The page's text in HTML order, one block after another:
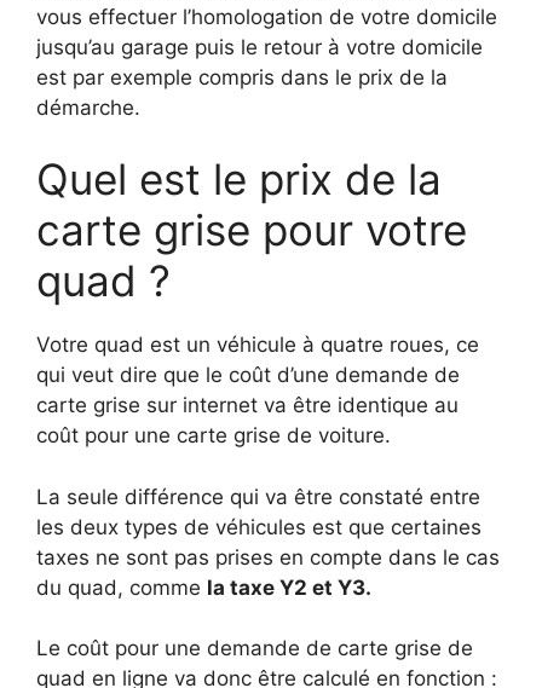
vous effectuer l’homologation de votre domicile
jusqu’au garage puis le retour à votre domicile
est par exemple compris dans le prix de la
démarche.
Quel est le prix de la
carte grise pour votre
quad ?
Votre quad est un véhicule à quatre roues, ce
qui veut dire que le coût d’une demande de
carte grise sur internet va être identique au
coût pour une carte grise de voiture.
La seule différence qui va être constaté entre
les deux types de véhicules est que certaines
taxes ne sont pas prises en compte dans le cas
du quad, comme la taxe Y2 et Y3.
Le coût pour une demande de carte grise de
quad en ligne va donc être calculé en fonction :